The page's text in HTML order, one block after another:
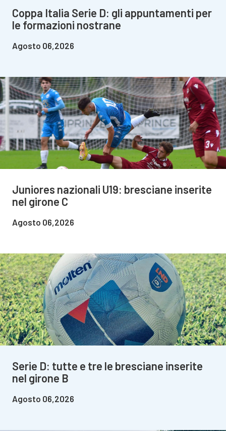
Coppa Italia Serie D: gli appuntamenti per
le formazioni nostrane
Agosto 06,2026
Juniores nazionali U19: bresciane inserite
nel girone C
Agosto 06,2026
Serie D: tutte e tre le bresciane inserite
nel girone B
Agosto 06,2026